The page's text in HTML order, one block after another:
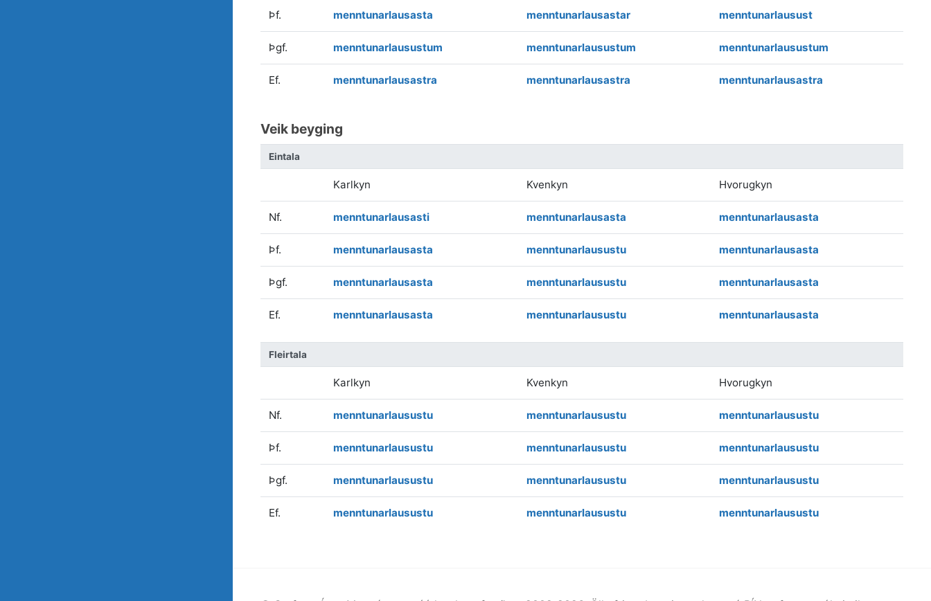
Þf. menntunarlausasta menntunarlausastar menntunarlausust
Þgf. menntunarlausustum menntunarlausustum menntunarlausustum
Ef. menntunarlausastra menntunarlausastra menntunarlausastra
Veik beyging
Eintala
Karlkyn Kvenkyn Hvorugkyn
Nf. menntunarlausasti menntunarlausasta menntunarlausasta
Þf. menntunarlausasta menntunarlausustu menntunarlausasta
Þgf. menntunarlausasta menntunarlausustu menntunarlausasta
Ef. menntunarlausasta menntunarlausustu menntunarlausasta
Fleirtala
Karlkyn Kvenkyn Hvorugkyn
Nf. menntunarlausustu menntunarlausustu menntunarlausustu
Þf. menntunarlausustu menntunarlausustu menntunarlausustu
Þgf. menntunarlausustu menntunarlausustu menntunarlausustu
Ef. menntunarlausustu menntunarlausustu menntunarlausustu